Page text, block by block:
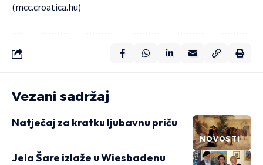
(mcc.croatica.hu)
Vezani sadržaj
NOVOSTI
Natječaj za kratku ljubavnu priču
Jela Šare izlaže u Wiesbadenu